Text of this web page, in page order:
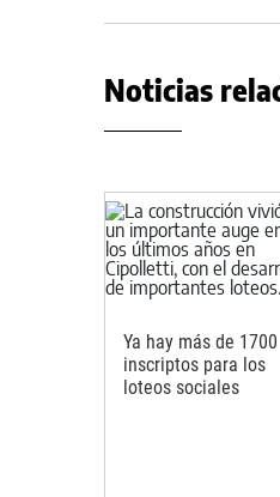
Noticias
Ya hay más de 1700
inscriptos para los
loteos sociales